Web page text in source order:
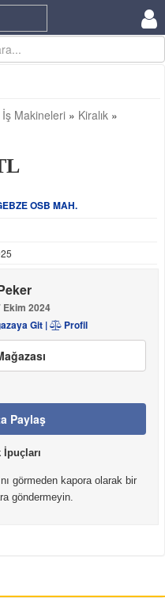
İş Makineleri » Kiralık »
OSB MAH.
Ekim 2024
Git| Profil
Paylaş
görmeden kapora olarak bir
göndermeyin.